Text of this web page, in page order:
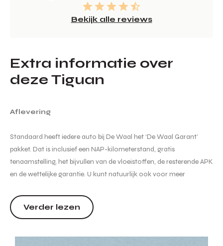
Bekijk alle reviews
Extra informatie over
deze Tiguan
Aflevering
Standaard heeft iedere auto bij De Waal het ‘De Waal Garant’
pakket. Dat is inclusief een NAP-kilometerstand, gratis
tenaamstelling, het bijvullen van de vloeistoffen, de resterende APK
en de wettelijke garantie. U kunt natuurlijk ook voor meer
verschillende afleverpakketten en de bijbehorende meerprijs
hiervan.
Aanvullende informatie
Verder lezen